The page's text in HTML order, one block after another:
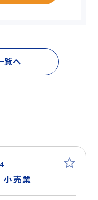
覧へ
小売業